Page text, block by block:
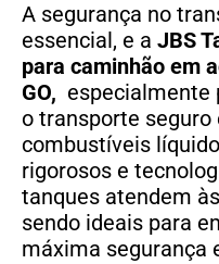
A segurança no
essencial, e a JBS
para caminhão em
GO, especialmente
o transporte seguro
combustíveis
rigorosos e
tanques atendem
sendo ideais para
máxima segurança